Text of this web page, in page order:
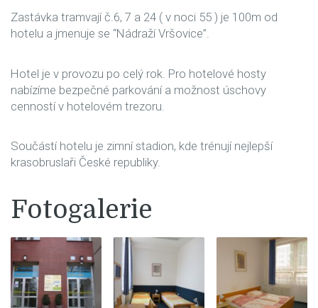
Zastávka tramvají č.6, 7 a 24 ( v noci 55 ) je 100m od
hotelu a jmenuje se “Nádraží Vršovice”.
Hotel je v provozu po celý rok. Pro hotelové hosty
nabízíme bezpečné parkování a možnost úschovy
cenností v hotelovém trezoru.
Součástí hotelu je zimní stadion, kde trénují nejlepší
krasobruslaři České republiky.
Fotogalerie